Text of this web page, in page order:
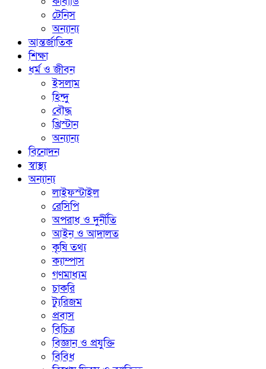
টেনিস
অন্যান্য
আন্তর্জাতিক
শিক্ষা
ধর্ম ও জীবন
ইসলাম
হিন্দু
বৌদ্ধ
খ্রিস্টান
অন্যান্য
বিনোদন
স্বাস্থ্য
অন্যান্য
লাইফস্টাইল
রেসিপি
অপরাধ ও দুর্নীতি
আইন ও আদালত
কৃষি তথ্য
ক্যাম্পাস
গণমাধ্যম
চাকরি
ট্যুরিজম
প্রবাস
বিচিত্র
বিজ্ঞান ও প্রযুক্তি
বিবিধ